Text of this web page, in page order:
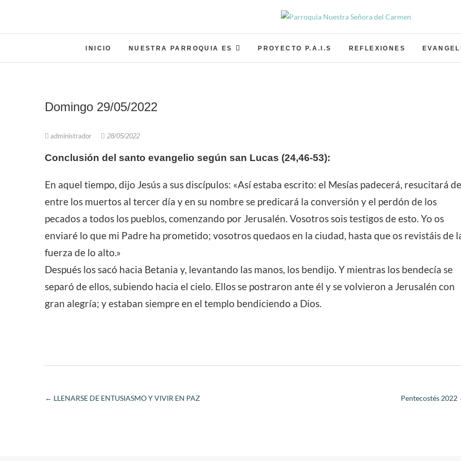
Parroquia Nuestra
INICIO NUESTRA PARROQUIA ES PROYECTO P.A.I.S REFLEXIONES
Domingo 29/05/2022
administrador 28/05/2022
Conclusión del santo evangelio según san Lucas (24,46-53):
En aquel tiempo, dijo Jesús a sus discípulos: «Así estaba escrito: el Mesías padecerá, resucitará de
entre los muertos al tercer día y en su nombre se predicará la conversión y el perdón de los
pecados a todos los pueblos, comenzando por Jerusalén. Vosotros sois testigos de esto. Yo os
enviaré lo que mi Padre ha prometido; vosotros quedaos en la ciudad, hasta que os revistáis de
fuerza de lo alto.»
Después los sacó hacia Betania y, levantando las manos, los bendijo. Y mientras los bendecía se
separó de ellos, subiendo hacia el cielo. Ellos se postraron ante él y se volvieron a Jerusalén con
gran alegría; y estaban siempre en el templo bendiciendo a Dios.
← LLENARSE DE ENTUSIASMO Y VIVIR EN PAZ Pentecostés 2022